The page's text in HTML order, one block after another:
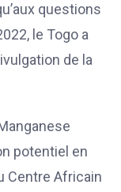
questions
le Togo a
de la
potentiel en
Centre Africain